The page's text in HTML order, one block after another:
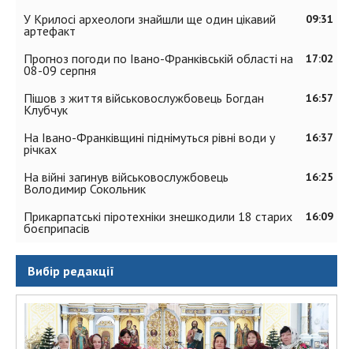
09:31
У Крилосі археологи знайшли ще один цікавий
артефакт
17:02
Прогноз погоди по Івано-Франківській області на
08-09 серпня
16:57
Пішов з життя військовослужбовець Богдан
Клубчук
16:37
На Івано-Франківщині піднімуться рівні води у
річках
16:25
На війні загинув військовослужбовець
Володимир Сокольник
16:09
Прикарпатські піротехніки знешкодили 18 старих
боєприпасів
Вибір редакції